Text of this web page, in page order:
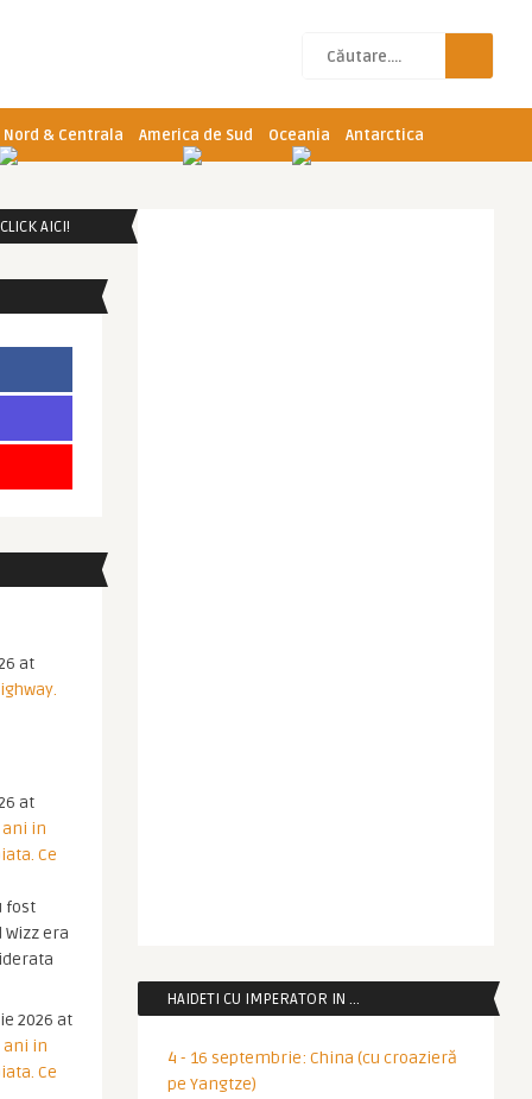
& Centrala America de Sud Oceania Antarctica
AICI!
at
at
ani in
Ce
fost
era
2026 at
ani in
Ce
HAIDETI CU IMPERATOR IN …
4 - 16 septembrie: China (cu croazieră
pe Yangtze)